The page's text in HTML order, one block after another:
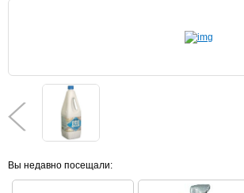
Вы недавно посещали: